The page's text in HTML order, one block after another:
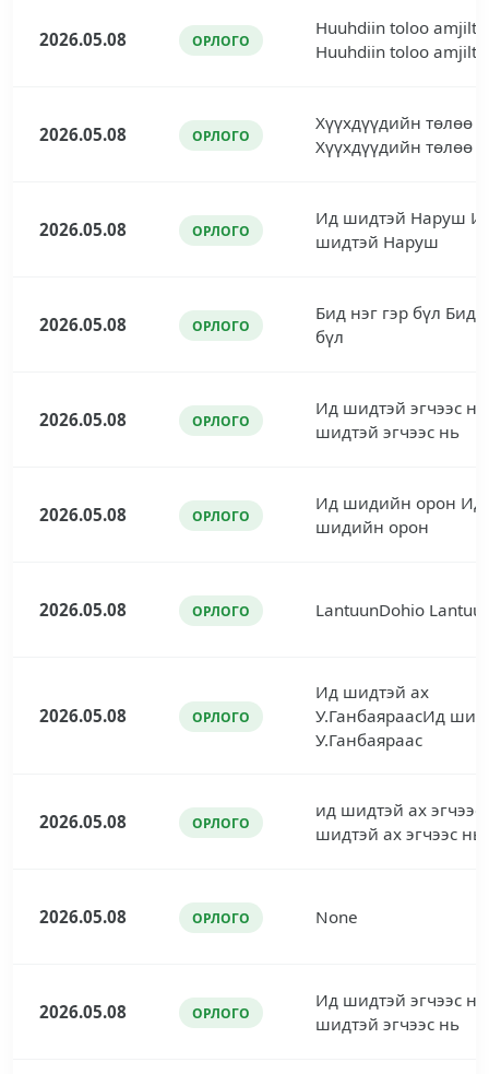
2026.05.08 ОРЛОГО
Huuhdiin toloo amjilt
Huuhdiin toloo amjilt
2026.05.08 ОРЛОГО
Хүүхдүүдийн төлөө
Хүүхдүүдийн төлөө
2026.05.08 ОРЛОГО
Ид шидтэй Наруш
шидтэй Наруш
2026.05.08 ОРЛОГО
Бид нэг гэр бүл Бид
бүл
2026.05.08 ОРЛОГО
Ид шидтэй эгчээс
шидтэй эгчээс нь
2026.05.08 ОРЛОГО
Ид шидийн орон Ид
шидийн орон
2026.05.08 ОРЛОГО LantuunDohio
2026.05.08 ОРЛОГО
Ид шидтэй ах
У.ГанбаяраасИд
У.Ганбаяраас
2026.05.08 ОРЛОГО
ид шидтэй ах
шидтэй ах эгчээс нь
2026.05.08 ОРЛОГО None
2026.05.08 ОРЛОГО
Ид шидтэй эгчээс
шидтэй эгчээс нь